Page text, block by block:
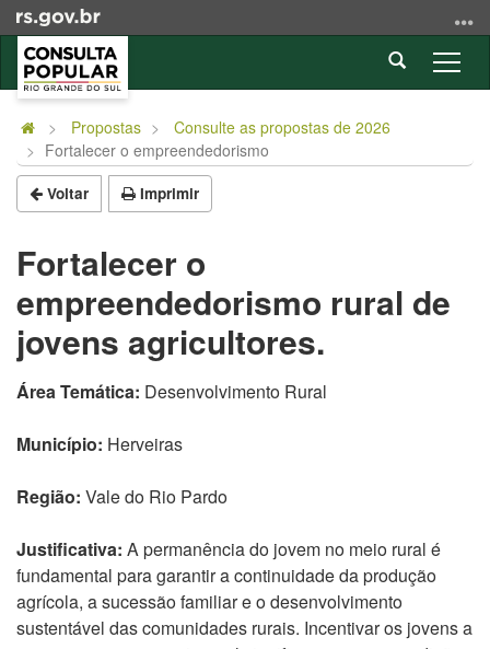
para
conteúdo
para
menu
para
busca
a
Abrir
a
Início
conteúdo
Propostas
Consulte as propostas de 2026
Fortalecer o empreendedorismo
Voltar Imprimir
Fortalecer o
empreendedorismo rural de
jovens agricultores.
Área Temática: Desenvolvimento Rural
Município: Herveiras
Região: Vale do Rio Pardo
Justificativa: A permanência do jovem no meio rural é
fundamental para garantir a continuidade da produção
agrícola, a sucessão familiar e o desenvolvimento
sustentável das comunidades rurais. Incentivar os jovens a